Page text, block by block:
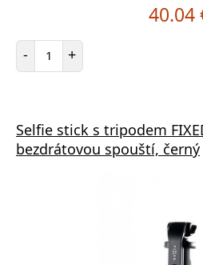
40.04
- Počet položiek
+
Selfie stick s tripodem
bezdrátovou spouští, černý